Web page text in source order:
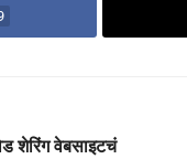
शेरिंग वेबसाइटचं